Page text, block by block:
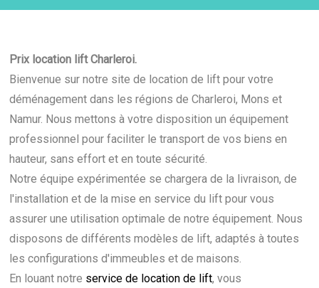
Prix location lift Charleroi.
Bienvenue sur notre site de location de lift pour votre
déménagement dans les régions de Charleroi, Mons et
Namur. Nous mettons à votre disposition un équipement
professionnel pour faciliter le transport de vos biens en
hauteur, sans effort et en toute sécurité.
Notre équipe expérimentée se chargera de la livraison, de
l'installation et de la mise en service du lift pour vous
assurer une utilisation optimale de notre équipement. Nous
disposons de différents modèles de lift, adaptés à toutes
les configurations d'immeubles et de maisons.
En louant notre service de location de lift, vous